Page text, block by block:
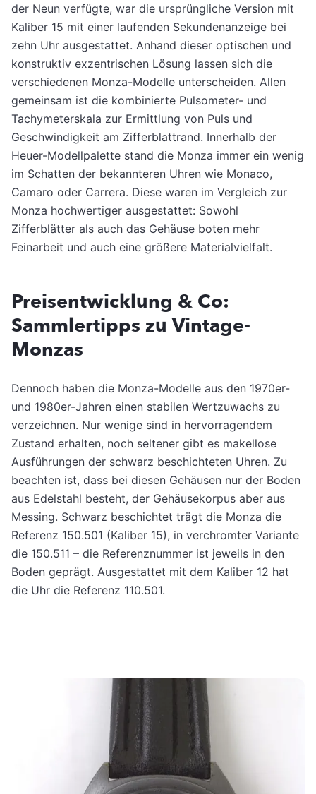
der Neun verfügte, war die ursprüngliche Version mit
Kaliber 15 mit einer laufenden Sekundenanzeige bei
zehn Uhr ausgestattet. Anhand dieser optischen und
konstruktiv exzentrischen Lösung lassen sich die
verschiedenen Monza-Modelle unterscheiden. Allen
gemeinsam ist die kombinierte Pulsometer- und
Tachymeterskala zur Ermittlung von Puls und
Geschwindigkeit am Zifferblattrand. Innerhalb der
Heuer-Modellpalette stand die Monza immer ein wenig
im Schatten der bekannteren Uhren wie Monaco,
Camaro oder Carrera. Diese waren im Vergleich zur
Monza hochwertiger ausgestattet: Sowohl
Zifferblätter als auch das Gehäuse boten mehr
Feinarbeit und auch eine größere Materialvielfalt.
Preisentwicklung & Co:
Sammlertipps zu Vintage-
Monzas
Dennoch haben die Monza-Modelle aus den 1970er-
und 1980er-Jahren einen stabilen Wertzuwachs zu
verzeichnen. Nur wenige sind in hervorragendem
Zustand erhalten, noch seltener gibt es makellose
Ausführungen der schwarz beschichteten Uhren. Zu
beachten ist, dass bei diesen Gehäusen nur der Boden
aus Edelstahl besteht, der Gehäusekorpus aber aus
Messing. Schwarz beschichtet trägt die Monza die
Referenz 150.501 (Kaliber 15), in verchromter Variante
die 150.511 – die Referenznummer ist jeweils in den
Boden geprägt. Ausgestattet mit dem Kaliber 12 hat
die Uhr die Referenz 110.501.